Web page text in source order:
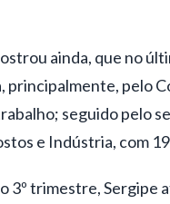
ainda, que no
principalmente, pelo
seguido pelo
e Indústria, com
3º trimestre, Sergipe